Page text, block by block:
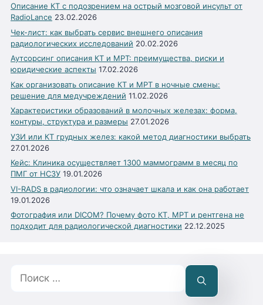
Описание КТ с подозрением на острый мозговой инсульт от
RadioLance 23.02.2026
Чек-лист: как выбрать сервис внешнего описания
радиологических исследований 20.02.2026
Аутсорсинг описания КТ и МРТ: преимущества, риски и
юридические аспекты 17.02.2026
Как организовать описание КТ и МРТ в ночные смены:
решение для медучреждений 11.02.2026
Характеристики образований в молочных железах: форма,
контуры, структура и размеры 27.01.2026
УЗИ или КТ грудных желез: какой метод диагностики выбрать
27.01.2026
Кейс: Клиника осуществляет 1300 маммограмм в месяц по
ПМГ от НСЗУ 19.01.2026
VI-RADS в радиологии: что означает шкала и как она работает
19.01.2026
Фотография или DICOM? Почему фото КТ, МРТ и рентгена не
подходит для радиологической диагностики 22.12.2025